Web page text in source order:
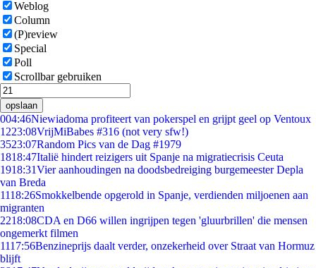
Weblog
Column
(P)review
Special
Poll
Scrollbar gebruiken
opslaan
004:46Niewiadoma profiteert van pokerspel en grijpt geel op Ventoux
1223:08VrijMiBabes #316 (not very sfw!)
3523:07Random Pics van de Dag #1979
1818:47Italië hindert reizigers uit Spanje na migratiecrisis Ceuta
1918:31Vier aanhoudingen na doodsbedreiging burgemeester Depla
van Breda
1118:26Smokkelbende opgerold in Spanje, verdienden miljoenen aan
migranten
2218:08CDA en D66 willen ingrijpen tegen 'gluurbrillen' die mensen
ongemerkt filmen
1117:56Benzineprijs daalt verder, onzekerheid over Straat van Hormuz
blijft